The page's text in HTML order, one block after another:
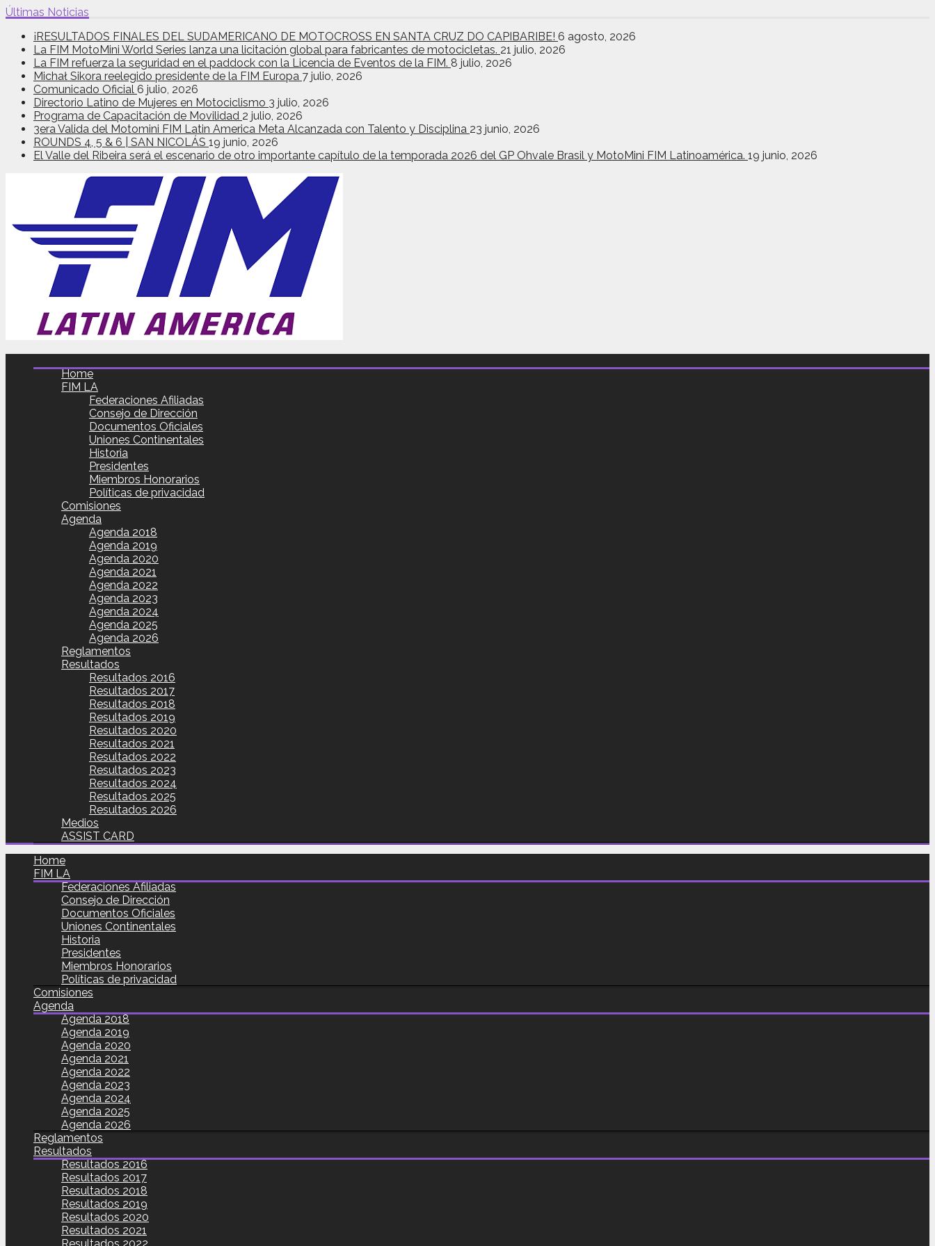
Últimas Noticias
¡RESULTADOS FINALES DEL SUDAMERICANO DE MOTOCROSS EN SANTA CRUZ DO CAPIBARIBE! 6 agosto, 2026
La FIM MotoMini World Series lanza una licitación global para fabricantes de motocicletas. 21 julio, 2026
La FIM refuerza la seguridad en el paddock con la Licencia de Eventos de la FIM. 8 julio, 2026
Michał Sikora reelegido presidente de la FIM Europa 7 julio, 2026
Comunicado Oficial 6 julio, 2026
Directorio Latino de Mujeres en Motociclismo 3 julio, 2026
Programa de Capacitación de Movilidad 2 julio, 2026
3era Valida del Motomini FIM Latin America Meta Alcanzada con Talento y Disciplina 23 junio, 2026
ROUNDS 4, 5 & 6 | SAN NICOLÁS 19 junio, 2026
El Valle del Ribeira será el escenario de otro importante capítulo de la temporada 2026 del GP Ohvale Brasil y MotoMini FIM Latinoamérica. 19 junio, 2026
Home
FIM LA
Federaciones Afiliadas
Consejo de Dirección
Documentos Oficiales
Uniones Continentales
Historia
Presidentes
Miembros Honorarios
Políticas de privacidad
Comisiones
Agenda
Agenda 2018
Agenda 2019
Agenda 2020
Agenda 2021
Agenda 2022
Agenda 2023
Agenda 2024
Agenda 2025
Agenda 2026
Reglamentos
Resultados
Resultados 2016
Resultados 2017
Resultados 2018
Resultados 2019
Resultados 2020
Resultados 2021
Resultados 2022
Resultados 2023
Resultados 2024
Resultados 2025
Resultados 2026
Medios
ASSIST CARD
Home
FIM LA
Federaciones Afiliadas
Consejo de Dirección
Documentos Oficiales
Uniones Continentales
Historia
Presidentes
Miembros Honorarios
Políticas de privacidad
Comisiones
Agenda
Agenda 2018
Agenda 2019
Agenda 2020
Agenda 2021
Agenda 2022
Agenda 2023
Agenda 2024
Agenda 2025
Agenda 2026
Reglamentos
Resultados
Resultados 2016
Resultados 2017
Resultados 2018
Resultados 2019
Resultados 2020
Resultados 2021